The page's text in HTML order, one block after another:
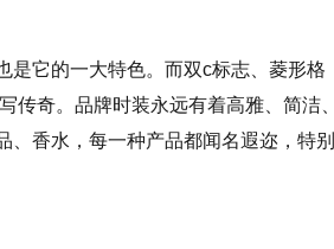
是它的一大特色。而双c标志、菱形格
传奇。品牌时装永远有着高雅、简洁、
香水，每一种产品都闻名遐迩，特别